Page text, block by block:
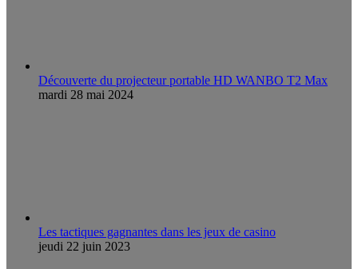
Découverte du projecteur portable HD WANBO T2 Max
mardi 28 mai 2024
Les tactiques gagnantes dans les jeux de casino
jeudi 22 juin 2023